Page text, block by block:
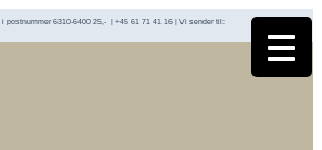
postnummer 6310-6400 25,- | +45 61 71 41 16 | Vi sender til: